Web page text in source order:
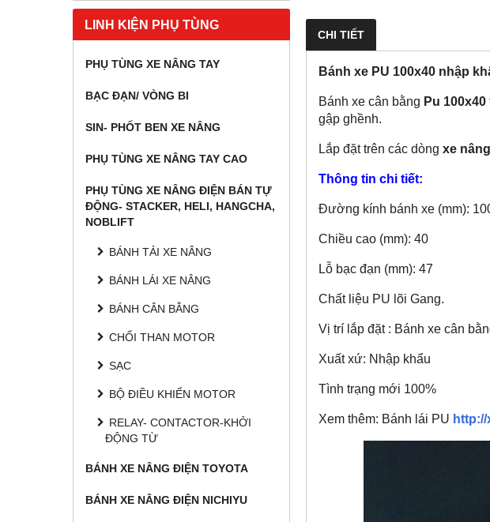
LINH KIỆN PHỤ TÙNG
PHỤ TÙNG XE NÂNG TAY
BẠC ĐẠN/ VÒNG BI
SIN- PHỐT BEN XE NÂNG
PHỤ TÙNG XE NÂNG TAY CAO
PHỤ TÙNG XE NÂNG ĐIỆN BÁN TỰ
ĐỘNG- STACKER, HELI, HANGCHA,
NOBLIFT
BÁNH TẢI XE NÂNG
BÁNH LÁI XE NÂNG
BÁNH CÂN BẰNG
CHỔI THAN MOTOR
SẠC
BỘ ĐIỀU KHIỂN MOTOR
RELAY- CONTACTOR-KHỞI
ĐỘNG TỪ
BÁNH XE NÂNG ĐIỆN TOYOTA
BÁNH XE NÂNG ĐIỆN NICHIYU
CHI TIẾT
Bánh xe PU 100x40 nhập
Bánh xe cân bằng Pu 100x40
gập ghềnh.
Lắp đặt trên các dòng xe
Thông tin chi tiết:
Đường kính bánh xe (mm):
Chiều cao (mm): 40
Lỗ bạc đạn (mm): 47
Chất liệu PU lõi Gang.
Vị trí lắp đặt : Bánh xe cân
Xuất xứ: Nhập khẩu
Tình trạng mới 100%
Xem thêm: Bánh lái PU